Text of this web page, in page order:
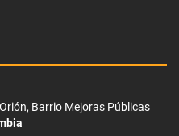
Barrio Mejoras Públicas